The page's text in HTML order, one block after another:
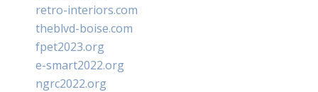
retro-interiors.com
theblvd-boise.com
fpet2023.org
e-smart2022.org
ngrc2022.org